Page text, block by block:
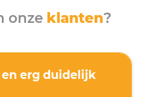
onze klanten?
erg duidelijk